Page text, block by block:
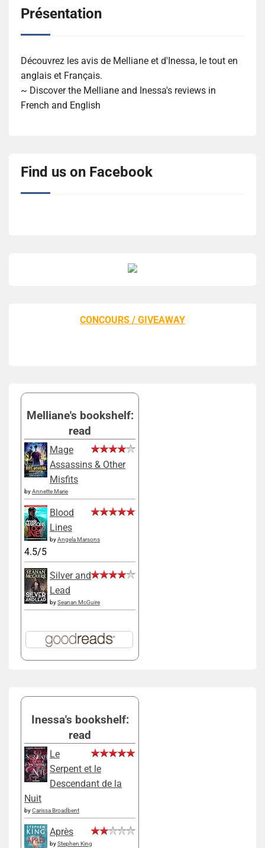
Présentation
Découvrez les avis de Melliane et d'Inessa, le tout en
anglais et Français.
~ Discover the Melliane and Inessa's reviews in
French and English
Find us on Facebook
CONCOURS / GIVEAWAY
Melliane's bookshelf:
read
Mage
Assassins & Other
Misfits
byAnnette Marie
Blood
Lines
byAngela Marsons
4.5/5
Silver and
Lead
bySeanan McGuire
Inessa's bookshelf:
read
Le
Serpent et le
Descendant de la
Nuit
byCarissa Broadbent
Après
byStephen King